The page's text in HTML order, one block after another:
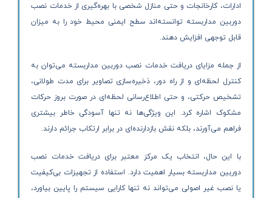
ادارات، کارخانجات و حتی منازل شخصی با بهره‌گیری از خدمات نصب
دوربین مداربسته توانسته‌اند سطح ایمنی محیط خود را به میزان
قابل توجهی افزایش دهند.
از جمله مزایای دریافت خدمات نصب دوربین مداربسته می‌توان به
کنترل لحظه‌ای و از راه دور، ذخیره‌سازی تصاویر برای مدت طولانی،
تشخیص حرکتی، و حتی اطلاع‌رسانی لحظه‌ای در صورت بروز حرکات
مشکوک اشاره کرد. این ویژگی‌ها نه تنها آسودگی خاطر بیشتری
فراهم می‌آورند، بلکه نقش بازدارنده‌ای در برابر ارتکاب جرائم دارند.
با این حال، انتخاب یک مرکز معتبر برای دریافت خدمات نصب
دوربین مداربسته بسیار اهمیت دارد. استفاده از تجهیزات بی‌کیفیت
یا نصب غیر اصولی می‌تواند نه تنها کارایی سیستم را پایین بیاورد،